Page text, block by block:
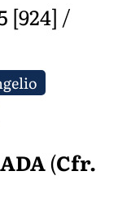
[924] /
(Cfr.